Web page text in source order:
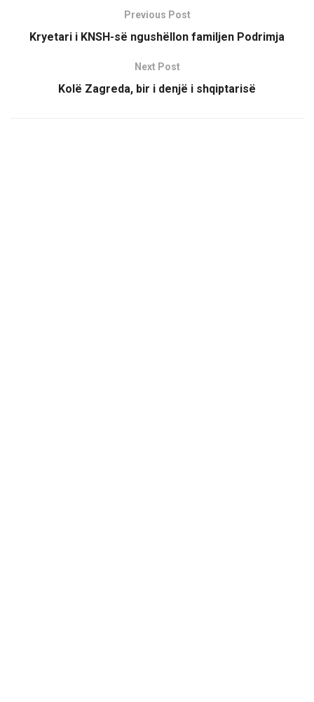
Previous Post
Kryetari i KNSH-së ngushëllon familjen Podrimja
Next Post
Kolë Zagreda, bir i denjë i shqiptarisë